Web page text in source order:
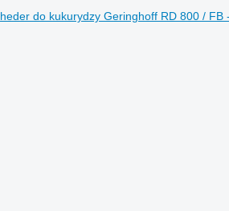
heder do kukurydzy Geringhoff RD 800 / FB